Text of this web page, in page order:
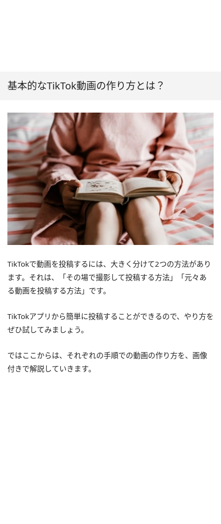
基本的なTikTok動画の作り方とは？
TikTokで動画を投稿するには、大きく分けて2つの方法があり
ます。それは、「その場で撮影して投稿する方法」「元々あ
る動画を投稿する方法」です。
TikTokアプリから簡単に投稿することができるので、やり方を
ぜひ試してみましょう。
ではここからは、それぞれの手順での動画の作り方を、画像
付きで解説していきます。